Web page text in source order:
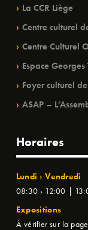
La CCR Liège
Centre culturel
Centre Culturel
Espace Georges
Foyer culturel
ASAP –
Horaires
Lundi › Vendredi
08:30 › 12:00 |
Expositions
À vérifier sur la